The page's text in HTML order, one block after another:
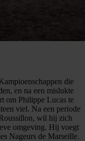
die
en na een mislukte
om Philippe Lucas te
viel. Na een periode
wil hij zich
omgeving. Hij voegt
Nageurs de Marseille.